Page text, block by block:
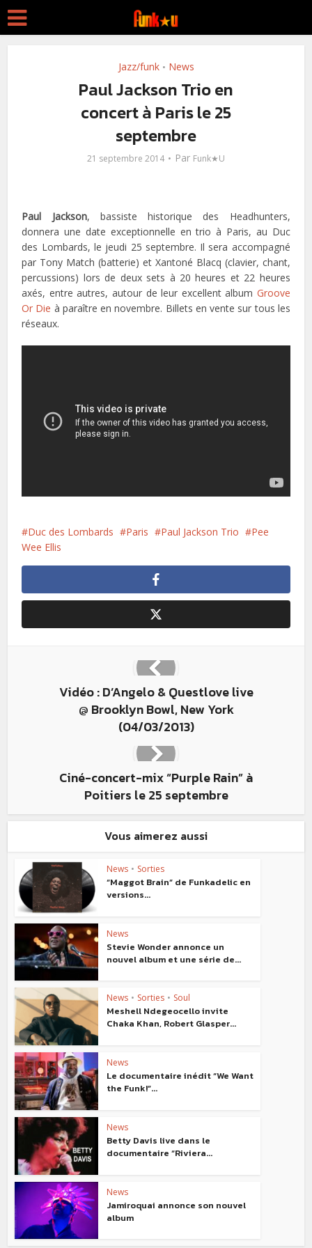
Jazz/funk • News
Paul Jackson Trio en
concert à Paris le 25
septembre
21 septembre 2014 Par Funk★U
Paul Jackson, bassiste historique des Headhunters,
donnera une date exceptionnelle en trio à Paris, au Duc
des Lombards, le jeudi 25 septembre. Il sera accompagné
par Tony Match (batterie) et Xantoné Blacq (clavier, chant,
percussions) lors de deux sets à 20 heures et 22 heures
axés, entre autres, autour de leur excellent album Groove
Or Die à paraître en novembre. Billets en vente sur tous les
réseaux.
Duc des Lombards Paris Paul Jackson Trio
Pee
Wee Ellis
Vidéo : D’Angelo & Questlove live
@ Brooklyn Bowl, New York
(04/03/2013)
Ciné-concert-mix “Purple Rain” à
Poitiers le 25 septembre
Vous aimerez aussi
News • Sorties
“Maggot Brain” de Funkadelic en
versions...
News
Stevie Wonder annonce un
nouvel album et une série de...
News • Sorties • Soul
Meshell Ndegeocello invite
Chaka Khan, Robert Glasper...
News
Le documentaire inédit “We Want
the Funk!”...
News
Betty Davis live dans le
documentaire “Riviera...
News
Jamiroquai annonce son nouvel
album